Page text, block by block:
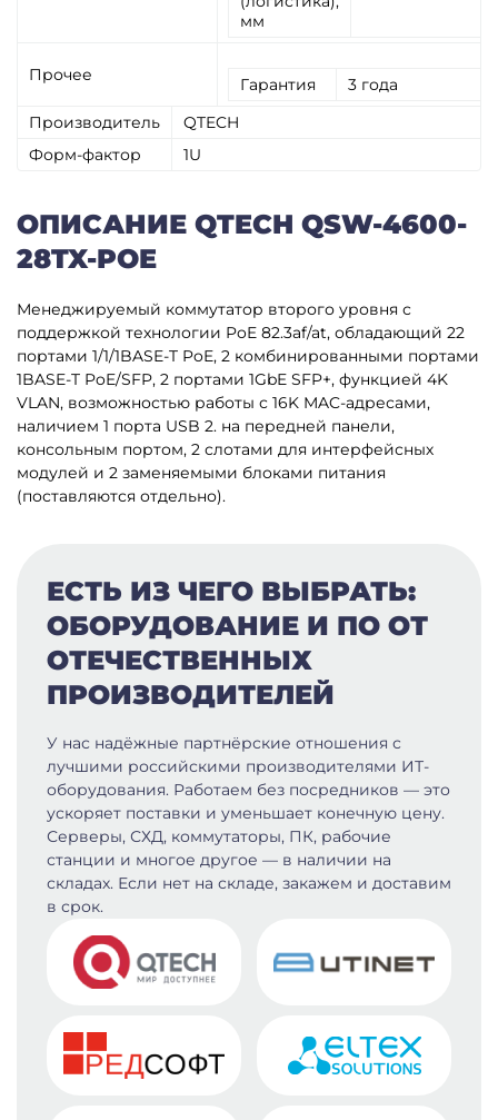
мм
Прочее Гарантия
3 года
Производитель
QTECH
Форм-фактор
1U
ОПИСАНИЕ QTECH QSW-4600-
28TX-POE
Менеджируемый коммутатор второго уровня с
поддержкой технологии PoE 82.3af/at, обладающий 22
портами 1/1/1BASE-T PoE, 2 комбинированными портами
1BASE-T PoE/SFP, 2 портами 1GbE SFP+, функцией 4K
VLAN, возможностью работы с 16K MAC-адресами,
наличием 1 порта USB 2. на передней панели,
консольным портом, 2 слотами для интерфейсных
модулей и 2 заменяемыми блоками питания
(поставляются отдельно).
ЕСТЬ ИЗ ЧЕГО ВЫБРАТЬ:
ОБОРУДОВАНИЕ И ПО ОТ
ОТЕЧЕСТВЕННЫХ
ПРОИЗВОДИТЕЛЕЙ
У нас надёжные партнёрские отношения с
лучшими российскими производителями ИТ-
оборудования. Работаем без посредников — это
ускоряет поставки и уменьшает конечную цену.
Серверы, СХД, коммутаторы, ПК, рабочие
станции и многое другое — в наличии на
складах. Если нет на складе, закажем и доставим
в срок.